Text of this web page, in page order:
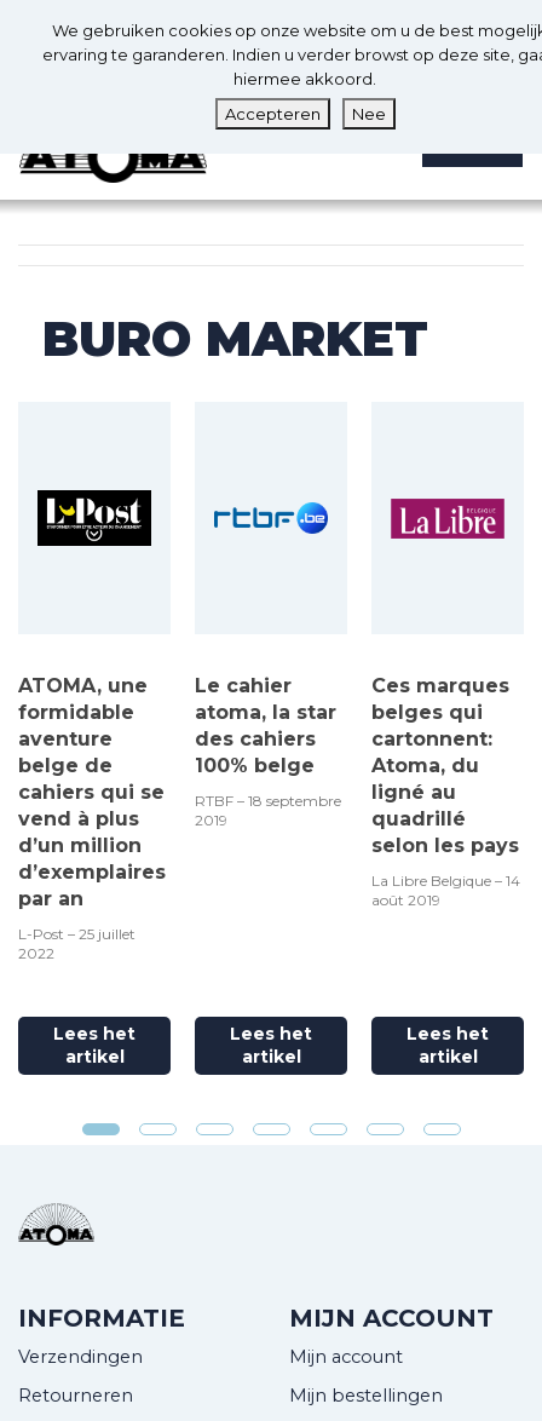
Nl
0 0
BURO MARKET
ATOMA, une
formidable
aventure
belge de
cahiers qui se
vend à plus
d’un million
d’exemplaires
par an
L-Post – 25 juillet
2022
Lees het
artikel
Le cahier
atoma, la star
des cahiers
100% belge
RTBF – 18 septembre
2019
Lees het
artikel
Ces marques
belges qui
cartonnent:
Atoma, du
ligné au
quadrillé
selon les pays
La Libre Belgique – 14
août 2019
Lees het
artikel
INFORMATIE
Verzendingen
Retourneren
MIJN ACCOUNT
Mijn account
Mijn bestellingen
We gebruiken cookies op onze website om u de best
ervaring te garanderen. Indien u verder browst op deze site,
hiermee akkoord.
Accepteren
Nee